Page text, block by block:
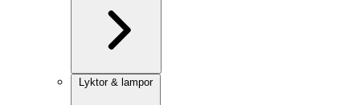
Lyktor & lampor